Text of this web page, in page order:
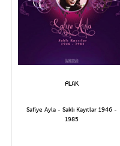
Safiye Ayla - Saklı Kayıtlar 1946 -
1985